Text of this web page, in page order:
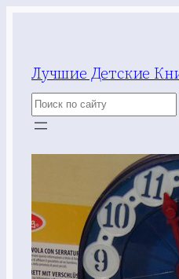
Лучшие Детские
Поиск